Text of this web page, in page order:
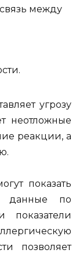
между
угрозу
неотложные
реакции, а
показать
данные по
показатели
позволяет